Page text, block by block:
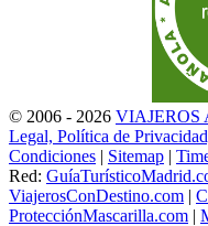
© 2006 - 2026 VIAJEROS
Legal, Política de
Condiciones | Sitemap |
Red:
ViajerosConDestino.com |
ProtecciónMascarilla.com |